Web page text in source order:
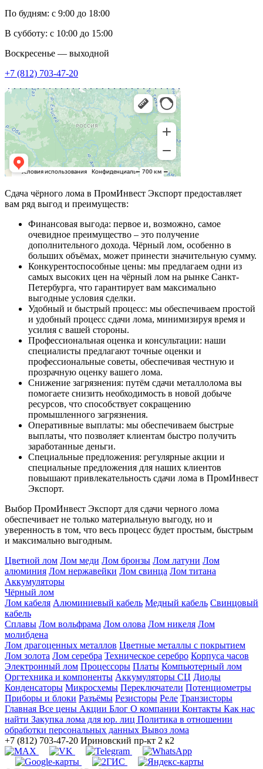
По будням: с 9:00 до 18:00
В субботу: с 10:00 до 15:00
Воскресенье — выходной
+7 (812) 703-47-20
Сдача чёрного лома в ПромИнвест Экспорт предоставляет
вам ряд выгод и преимуществ:
Финансовая выгода: первое и, возможно, самое
очевидное преимущество – это получение
дополнительного дохода. Чёрный лом, особенно в
больших объёмах, может принести значительную сумму.
Конкурентоспособные цены: мы предлагаем одни из
самых высоких цен на чёрный лом на рынке Санкт-
Петербурга, что гарантирует вам максимально
выгодные условия сделки.
Удобный и быстрый процесс: мы обеспечиваем простой
и удобный процесс сдачи лома, минимизируя время и
усилия с вашей стороны.
Профессиональная оценка и консультации: наши
специалисты предлагают точные оценки и
профессиональные советы, обеспечивая честную и
прозрачную оценку вашего лома.
Снижение загрязнения: путём сдачи металлолома вы
помогаете снизить необходимость в новой добыче
ресурсов, что способствует сокращению
промышленного загрязнения.
Оперативные выплаты: мы обеспечиваем быстрые
выплаты, что позволяет клиентам быстро получить
заработанные деньги.
Специальные предложения: регулярные акции и
специальные предложения для наших клиентов
повышают привлекательность сдачи лома в ПромИнвест
Экспорт.
Выбор ПромИнвест Экспорт для сдачи черного лома
обеспечивает не только материальную выгоду, но и
уверенность в том, что весь процесс будет простым, быстрым
и максимально выгодным.
Цветной лом Лом меди Лом бронзы Лом латуни Лом
алюминия Лом нержавейки Лом свинца Лом титана
Аккумуляторы
Чёрный лом
Лом кабеля Алюминиевый кабель Медный кабель Свинцовый
кабель
Сплавы Лом вольфрама Лом олова Лом никеля Лом
молибдена
Лом драгоценных металлов Цветные металлы с покрытием
Лом золота Лом серебра Техническое серебро Корпуса часов
Электронный лом Процессоры Платы Компьютерный лом
Оргтехника и компоненты Аккумуляторы СЦ Диоды
Конденсаторы Микросхемы Переключатели Потенциометры
Приборы и блоки Разъёмы Резисторы Реле Транзисторы
Главная Все цены Акции Блог О компании Контакты Как нас
найти Закупка лома для юр. лиц Политика в отношении
обработки персональных данных Вывоз лома
+7 (812) 703-47-20 Ириновский пр-кт 2 к2